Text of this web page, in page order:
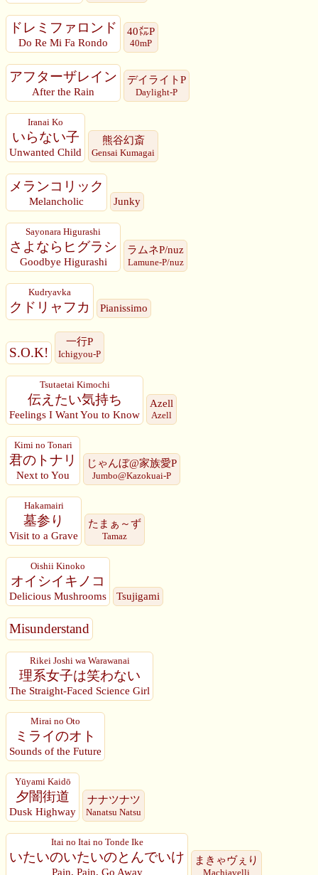
ドレミファロンド
Do Re Mi Fa Rondo
40㍍P
40mP
アフターザレイン
After the Rain
デイライトP
Daylight-P
Iranai Ko
いらない子
Unwanted Child
熊谷幻斎
Gensai Kumagai
メランコリック
Melancholic Junky
Sayonara Higurashi
さよならヒグラシ
Goodbye Higurashi
ラムネP/nuz
Lamune-P/nuz
Kudryavka
クドリャフカ Pianissimo
S.O.K!
一行P
Ichigyou-P
Tsutaetai Kimochi
伝えたい気持ち
Feelings I Want You to Know
Azell
Azell
Kimi no Tonari
君のトナリ
Next to You
じゃんぼ@家族愛P
Jumbo@Kazokuai-P
Hakamairi
墓参り
Visit to a Grave
たまぁ～ず
Tamaz
Oishii Kinoko
オイシイキノコ
Delicious Mushrooms Tsujigami
Misunderstand
Rikei Joshi wa Warawanai
理系女子は笑わない
The Straight-Faced Science Girl
Mirai no Oto
ミライのオト
Sounds of the Future
Yūyami Kaidō
夕闇街道
Dusk Highway
ナナツナツ
Nanatsu Natsu
Itai no Itai no Tonde Ike
いたいのいたいのとんでいけ
Pain, Pain, Go Away
まきゃヴぇり
Machiavelli